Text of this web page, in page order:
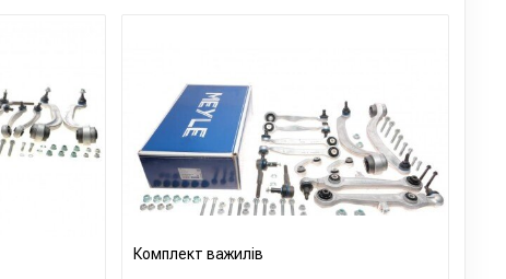
Комплект важилiв